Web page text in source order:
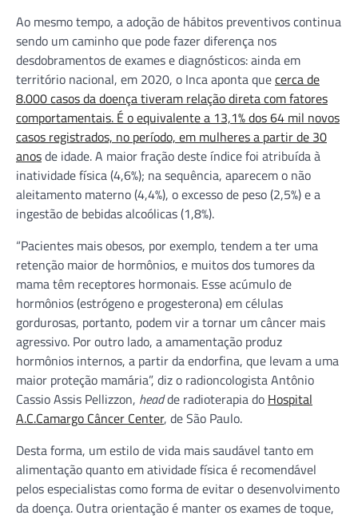
Ao mesmo tempo, a adoção de hábitos preventivos continua
sendo um caminho que pode fazer diferença nos
desdobramentos de exames e diagnósticos: ainda em
território nacional, em 2020, o Inca aponta quecerca de
8.000 casos da doença tiveram relação direta com fatores
comportamentais. É o equivalente a 13,1% dos 64 mil novos
casos registrados, no período, em mulheres a partir de 30
anosde idade. A maior fração deste índice foi atribuída à
inatividade física (4,6%); na sequência, aparecem o não
aleitamento materno (4,4%), o excesso de peso (2,5%) e a
ingestão de bebidas alcoólicas (1,8%).
“Pacientes mais obesos, por exemplo, tendem a ter uma
retenção maior de hormônios, e muitos dos tumores da
mama têm receptores hormonais. Esse acúmulo de
hormônios (estrógeno e progesterona) em células
gordurosas, portanto, podem vir a tornar um câncer mais
agressivo. Por outro lado, a amamentação produz
hormônios internos, a partir da endorfina, que levam a uma
maior proteção mamária”, diz o radioncologista Antônio
Cassio Assis Pellizzon, headde radioterapia do Hospital
A.C.Camargo Câncer Center, de São Paulo.
Desta forma, um estilo de vida mais saudável tanto em
alimentação quanto em atividade física é recomendável
pelos especialistas como forma de evitar o desenvolvimento
da doença. Outra orientação é manter os exames de toque,